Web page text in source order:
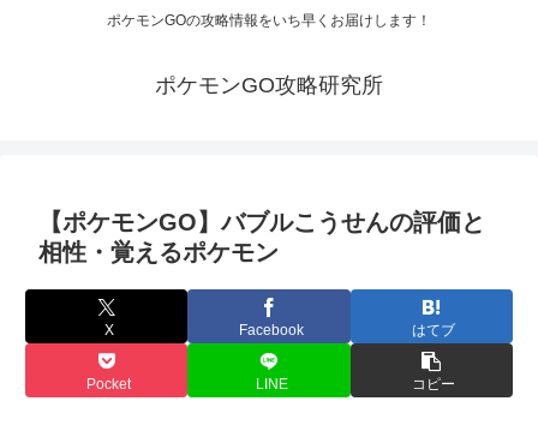
ポケモンGOの攻略情報をいち早くお届けします！
ポケモンGO攻略研究所
【ポケモンGO】バブルこうせんの評価と
相性・覚えるポケモン
X Facebook はてブ
Pocket LINE コピー